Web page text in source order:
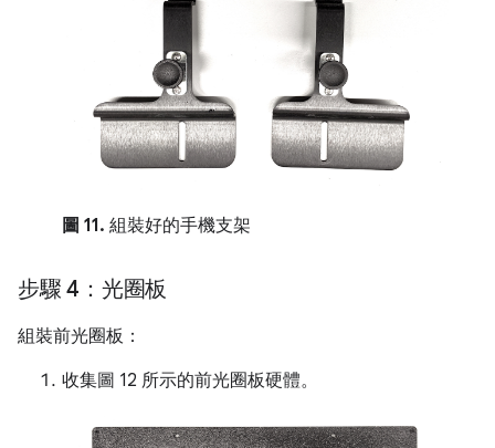
圖 11. 組裝好的手機支架
步驟 4：光圈板
組裝前光圈板：
收集圖 12 所示的前光圈板硬體。